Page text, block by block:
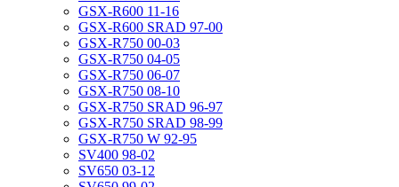
GSX-R600 11-16
GSX-R600 SRAD 97-00
GSX-R750 00-03
GSX-R750 04-05
GSX-R750 06-07
GSX-R750 08-10
GSX-R750 SRAD 96-97
GSX-R750 SRAD 98-99
GSX-R750 W 92-95
SV400 98-02
SV650 03-12